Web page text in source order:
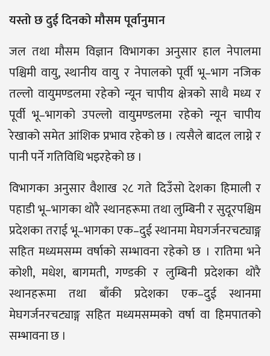
यस्तो छ दुई दिनको मौसम पूर्वानुमान
जल तथा मौसम विज्ञान विभागका अनुसार हाल नेपालमा
पश्चिमी वायु, स्थानीय वायु र नेपालको पूर्वी भू–भाग नजिक
तल्लो वायुमण्डलमा रहेको न्यून चापीय क्षेत्रको साथै मध्य र
पूर्वी भू–भागको उपल्लो वायुमण्डलमा रहेको न्यून चापीय
रेखाको समेत आंशिक प्रभाव रहेको छ । त्यसैले बादल लाग्ने र
पानी पर्ने गतिविधि भइरहेको छ ।
विभागका अनुसार वैशाख २८ गते दिउँसो देशका हिमाली र
पहाडी भू–भागका थोरै स्थानहरूमा तथा लुम्बिनी र सुदूरपश्चिम
प्रदेशका तराई भू–भागका एक–दुई स्थानमा मेघगर्जनरचट्याङ्ग
सहित मध्यमसम्म वर्षाको सम्भावना रहेको छ । रातिमा भने
कोशी, मधेश, बागमती, गण्डकी र लुम्बिनी प्रदेशका थोरै
स्थानहरूमा तथा बाँकी प्रदेशका एक–दुई स्थानमा
मेघगर्जनरचट्याङ्ग सहित मध्यमसम्मको वर्षा वा हिमपातको
सम्भावना छ ।